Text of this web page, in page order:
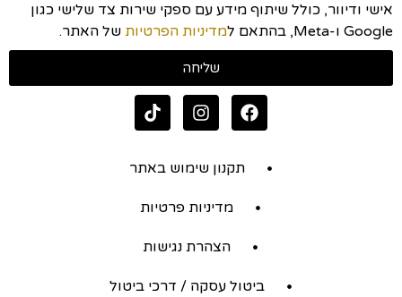
אישי ודיוור, כולל שיתוף מידע עם ספקי שירות צד שלישי כגון
Google ו-Meta, בהתאם ל
מדיניות הפרטיות של האתר.
שליחה
תקנון שימוש באתר
מדיניות פרטיות
הצהרת נגישות
ביטול עסקה / דרכי ביטול